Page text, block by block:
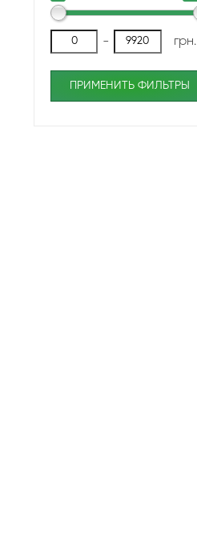
- грн.
ПРИМЕНИТЬ ФИЛЬТРЫ